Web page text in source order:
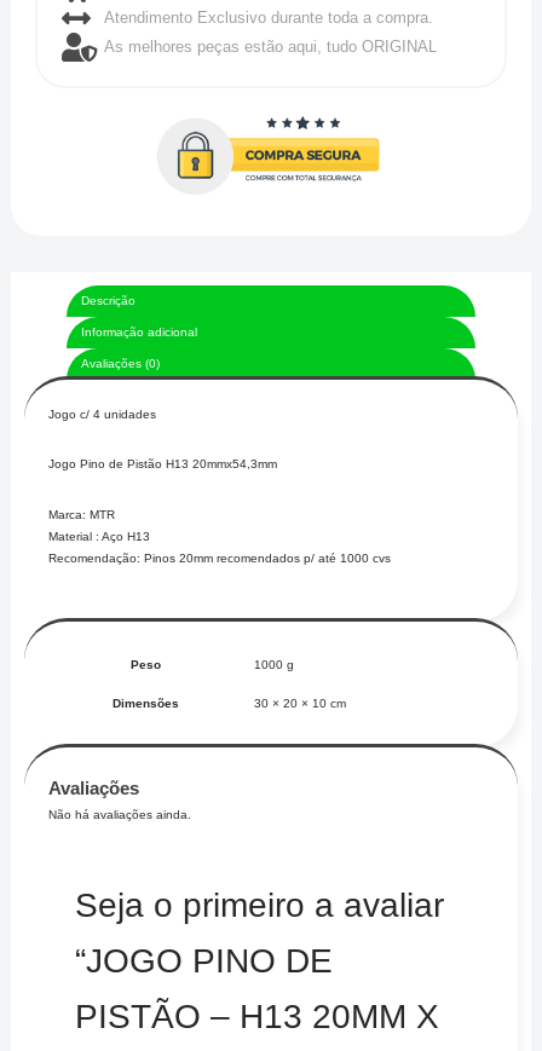
54MM
Atendimento Exclusivo durante toda a compra.
As melhores peças estão aqui, tudo ORIGINAL
Descrição
Informação adicional
Avaliações (0)
Jogo c/ 4 unidades
Jogo Pino de Pistão H13 20mmx54,3mm
Marca: MTR
Material : Aço H13
Recomendação: Pinos 20mm recomendados p/ até 1000 cvs
Peso 1000 g
Dimensões 30 × 20 × 10 cm
Avaliações
Não há avaliações ainda.
Seja o primeiro a avaliar
“JOGO PINO DE
PISTÃO – H13 20MM X